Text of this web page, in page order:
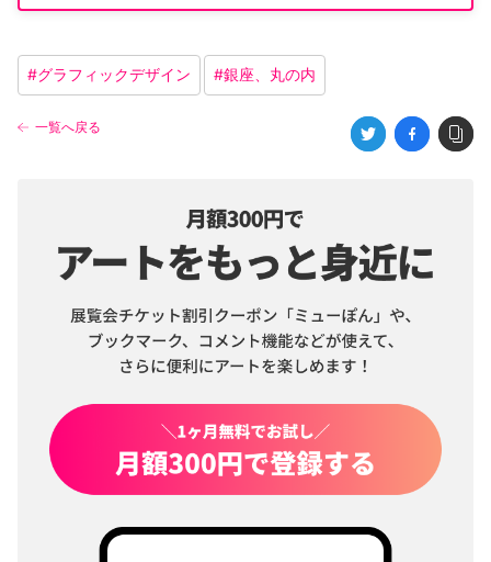
#グラフィックデザイン #銀座、丸の内
一覧へ戻る